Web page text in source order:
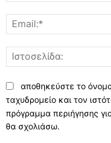
αποθηκεύστε το
ταχυδρομείο και τον
πρόγραμμα περιήγησης
θα σχολιάσω.